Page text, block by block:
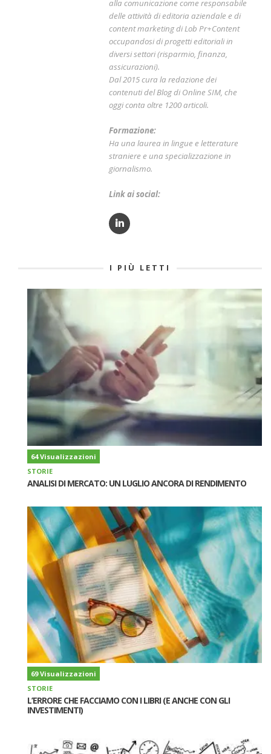
alla comunicazione come responsabile
delle attività di editoria aziendale e di
content marketing di Lob Pr+Content
occupandosi di progetti editoriali in
diversi settori (risparmio, finanza,
assicurazioni).
Dal 2015 cura la redazione dei
contenuti del Blog di Online SIM, che
oggi conta oltre 1200 articoli.
Formazione:
Ha una laurea in lingue e letterature
straniere e una specializzazione in
giornalismo.
Link ai social:
I PIÙ LETTI
64 Visualizzazioni
STORIE
ANALISI DI MERCATO: UN LUGLIO ANCORA DI RENDIMENTO
69 Visualizzazioni
STORIE
L’ERRORE CHE FACCIAMO CON I LIBRI (E ANCHE CON GLI
INVESTIMENTI)